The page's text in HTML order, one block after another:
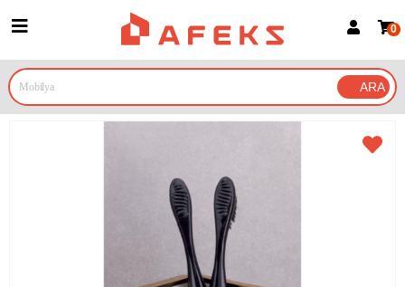
Google İle Bağlan
0